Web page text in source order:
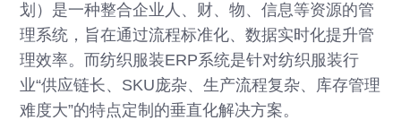
划）是一种整合企业人、财、物、信息等资源的管
理系统，旨在通过流程标准化、数据实时化提升管
理效率。而纺织服装ERP系统是针对纺织服装行
业“供应链长、SKU庞杂、生产流程复杂、库存管理
难度大”的特点定制的垂直化解决方案。